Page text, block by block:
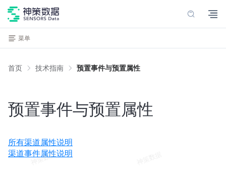
菜单
首页 技术指南 预置事件与预置属性
预置事件与预置属性
所有渠道属性说明
渠道事件属性说明